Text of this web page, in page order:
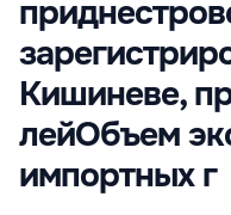
Кишиневе,
лейОбъем
импортных г